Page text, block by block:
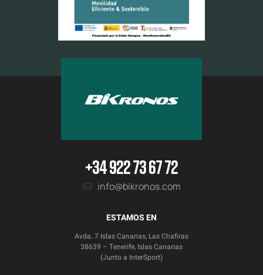
+34 922 73 67 72
info@bikronos.com
ESTAMOS EN
Avda. 7 Islas Canarias, Las Chafiras
38639 – Tenerife, Islas Canarias
(Junto a InterSport)